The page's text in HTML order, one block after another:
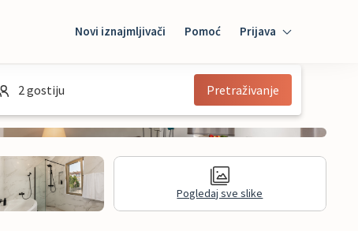
Novi iznajmljivači Pomoć Prijava
Mybooking
2 gostiju Pretraživanje
Pogledaj sve slike